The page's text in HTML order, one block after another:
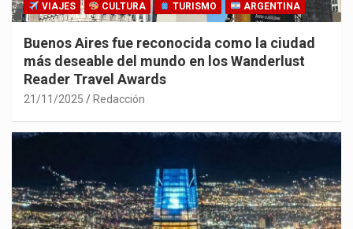
VIAJES CULTURA TURISMO ARGENTINA
Buenos Aires fue reconocida como la ciudad
más deseable del mundo en los Wanderlust
Reader Travel Awards
21/11/2025 Redacción